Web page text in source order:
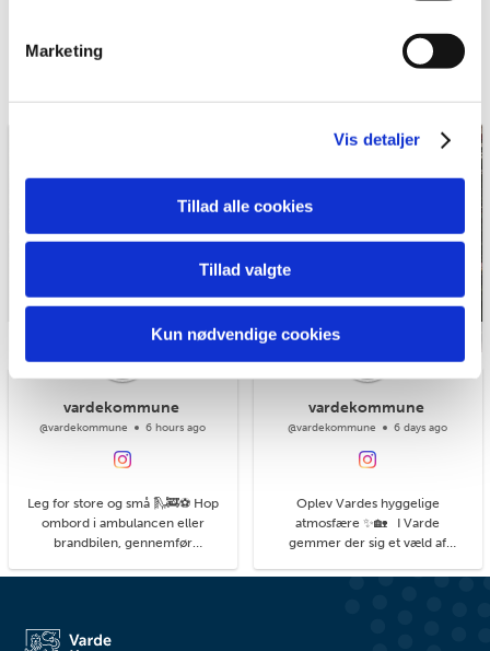
Identificere din enhed baseret på en scanning af
dens unikke karakteristika (fingerprinting)
Vi bruger cookies til at tilpasse vores indhold og
for sociale medier, annonceringspartnere og
analysepartnere. Vores partnere kan kombinere disse
data med andre oplysninger, du har givet dem, eller som
de har indsamlet fra din brug af deres tjenester.
Marketing
Vis detaljer
Tillad alle cookies
Tillad valgte
Kun nødvendige cookies
vardekommune
@vardekommune 6 hours ago
Leg for store og små 🛝🚒⚽ Hop
ombord i ambulancen eller
brandbilen, gennemfør
du kan. På legepladsen i
større børn. Her finder du alt fra
vardekommune
@vardekommune 6 days ago
Oplev Vardes hyggelige
atmosfære ✨🏡 I Varde
gemmer der sig et væld af
detaljer, du kan få øje på, når du